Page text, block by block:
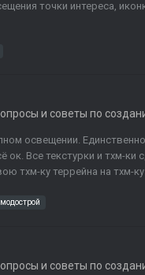
точки интереса,
и советы по
освещении.
Все текстурки и тхм-ки
тхм-ку террейна на тхм-ку
модострой
и советы по